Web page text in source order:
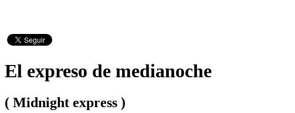
El expreso de medianoche
( Midnight express )